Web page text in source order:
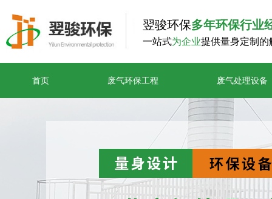
首页 废气环保工程 废气处理设备
翌骏环保多年环保行业
一站式为企业提供量身定制的